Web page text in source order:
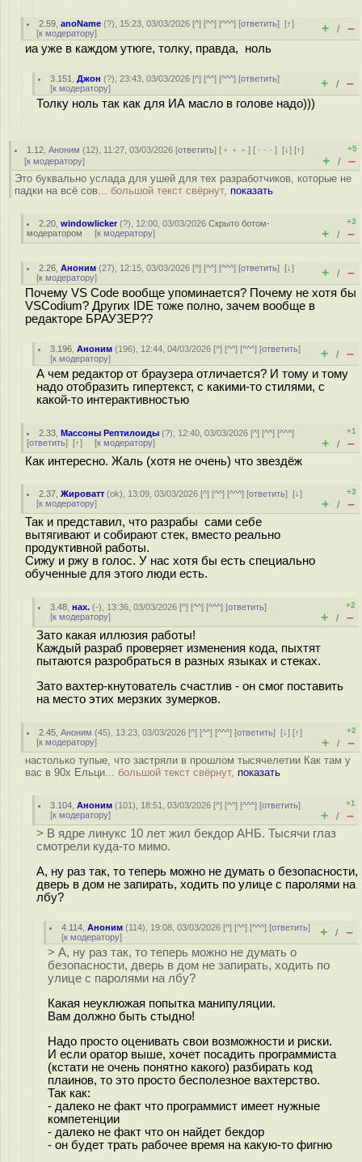
2.59 ,anoName (?), 15:23, 03/03/2026 [^] [^^] [^^^] [ответить][↑]
[к модератору] + / –
иа уже в каждом утюге, толку, правда, ноль
3.151 ,Джон (?), 23:43, 03/03/2026 [^] [^^] [^^^] [ответить]
[к модератору] + / –
Толку ноль так как для ИА масло в голове надо)))
1.12 ,Аноним (12), 11:27, 03/03/2026 [ответить] [ ﹢﹢﹢] [ · · ·][↓] [↑]
[к модератору]
+5
+ / –
Это буквально услада для ушей для тех разработчиков, которые не
падки на всё сов... большой текст свёрнут, показать
2.20 ,windowlicker(?), 12:00, 03/03/2026Скрыто ботом-
модератором [к модератору]
+3
+ / –
2.26 ,Аноним (27), 12:15, 03/03/2026 [^] [^^] [^^^] [ответить][↓]
[к модератору] + / –
Почему VS Code вообще упоминается? Почему не хотя бы
VSCodium? Других IDE тоже полно, зачем вообще в
редакторе БРАУЗЕР??
3.196 ,Аноним (196), 12:44, 04/03/2026 [^] [^^] [^^^] [ответить]
[к модератору] + / –
А чем редактор от браузера отличается? И тому и тому
надо отобразить гипертекст, с какими-то стилями, с
какой-то интерактивностью
2.33 ,Массоны Рептилоиды (?), 12:40, 03/03/2026 [^] [^^] [^^^]
[ответить] [↑] [к модератору]
+1
+ / –
Как интересно. Жаль (хотя не очень) что звездёж
2.37 ,Жироватт (ok), 13:09, 03/03/2026 [^] [^^] [^^^] [ответить][↓]
[к модератору]
+3
+ / –
Так и представил, что разрабы сами себе
вытягивают и собирают стек, вместо реально
продуктивной работы.
Сижу и ржу в голос. У нас хотя бы есть специально
обученные для этого люди есть.
3.48 ,нах. (-), 13:36, 03/03/2026 [^] [^^] [^^^] [ответить]
[к модератору]
+2
+ / –
Зато какая иллюзия работы!
Каждый разраб проверяет изменения кода, пыхтят
пытаются разробраться в разных языках и стеках.
Зато вахтер-кнутователь счастлив - он смог поставить
на место этих мерзких зумерков.
2.45 ,Аноним (45), 13:23, 03/03/2026 [^] [^^] [^^^] [ответить][↓] [↑]
[к модератору]
+2
+ / –
настолько тупые, что застряли в прошлом тысячелетии Как там у
вас в 90х Ельци... большой текст свёрнут, показать
3.104 ,Аноним (101), 18:51, 03/03/2026 [^] [^^] [^^^] [ответить]
[к модератору]
+1
+ / –
> В ядре линукс 10 лет жил бекдор АНБ. Тысячи глаз
смотрели куда-то мимо.
А, ну раз так, то теперь можно не думать о безопасности,
дверь в дом не запирать, ходить по улице с паролями на
лбу?
4.114 ,Аноним (114), 19:08, 03/03/2026 [^] [^^] [^^^] [ответить]
[к модератору] + / –
> А, ну раз так, то теперь можно не думать о
безопасности, дверь в дом не запирать, ходить по
улице с паролями на лбу?
Какая неуклюжая попытка манипуляции.
Вам должно быть стыдно!
Надо просто оценивать свои возможности и риски.
И если оратор выше, хочет посадить программиста
(кстати не очень понятно какого) разбирать код
плаинов, то это просто бесполезное вахтерство.
Так как:
- далеко не факт что программист имеет нужные
компетенции
- далеко не факт что он найдет бекдор
- он будет трать рабочее время на какую-то фигню